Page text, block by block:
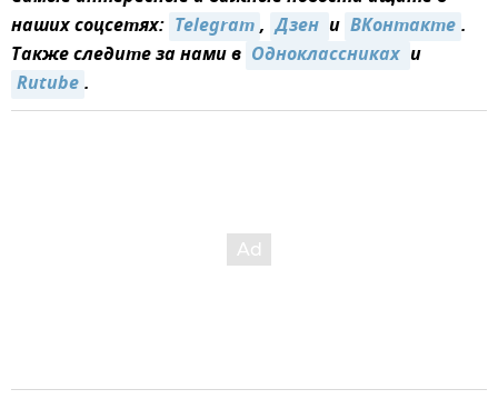
наших соцсетях: Telegram, Дзен и ВКонтакте.
Также следите за нами в Одноклассниках и
Rutube.